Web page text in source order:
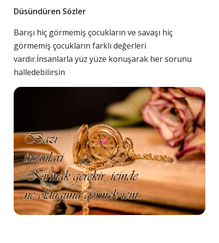
Düsündüren Sözler
Barışı hiç görmemiş çocukların ve savaşı hiç
görmemiş çocukların farklı değerleri
vardır.İnsanlarla yüz yüze konuşarak her sorunu
halledebilirsin